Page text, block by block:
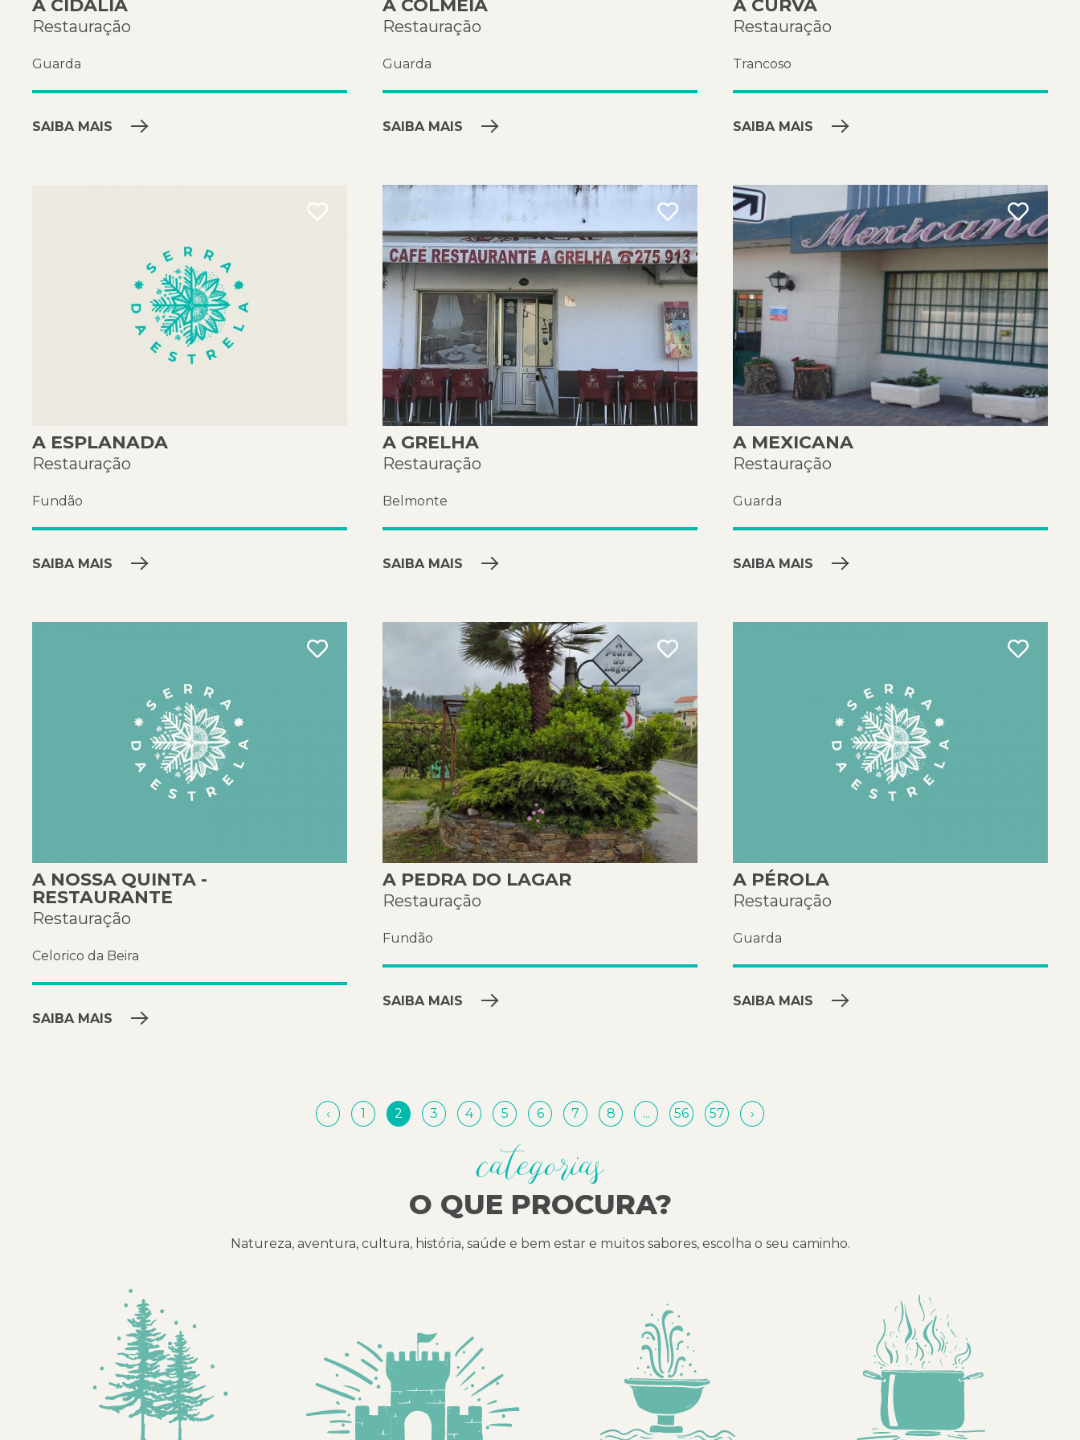
A CIDÁLIA
Restauração
Guarda
SAIBA MAIS
A COLMEIA
Restauração
Guarda
SAIBA MAIS
A CURVA
Restauração
Trancoso
SAIBA MAIS
A ESPLANADA
Restauração
Fundão
SAIBA MAIS
A GRELHA
Restauração
Belmonte
SAIBA MAIS
A MEXICANA
Restauração
Guarda
SAIBA MAIS
A NOSSA QUINTA -
RESTAURANTE
Restauração
Celorico da Beira
SAIBA MAIS
A PEDRA DO LAGAR
Restauração
Fundão
SAIBA MAIS
A PÉROLA
Restauração
Guarda
SAIBA MAIS
‹ 1 2 3 4 5 6 7 8 ... 56 57 ›
categorias
O QUE PROCURA?
Natureza, aventura, cultura, história, saúde e bem estar e muitos sabores, escolha o seu caminho.